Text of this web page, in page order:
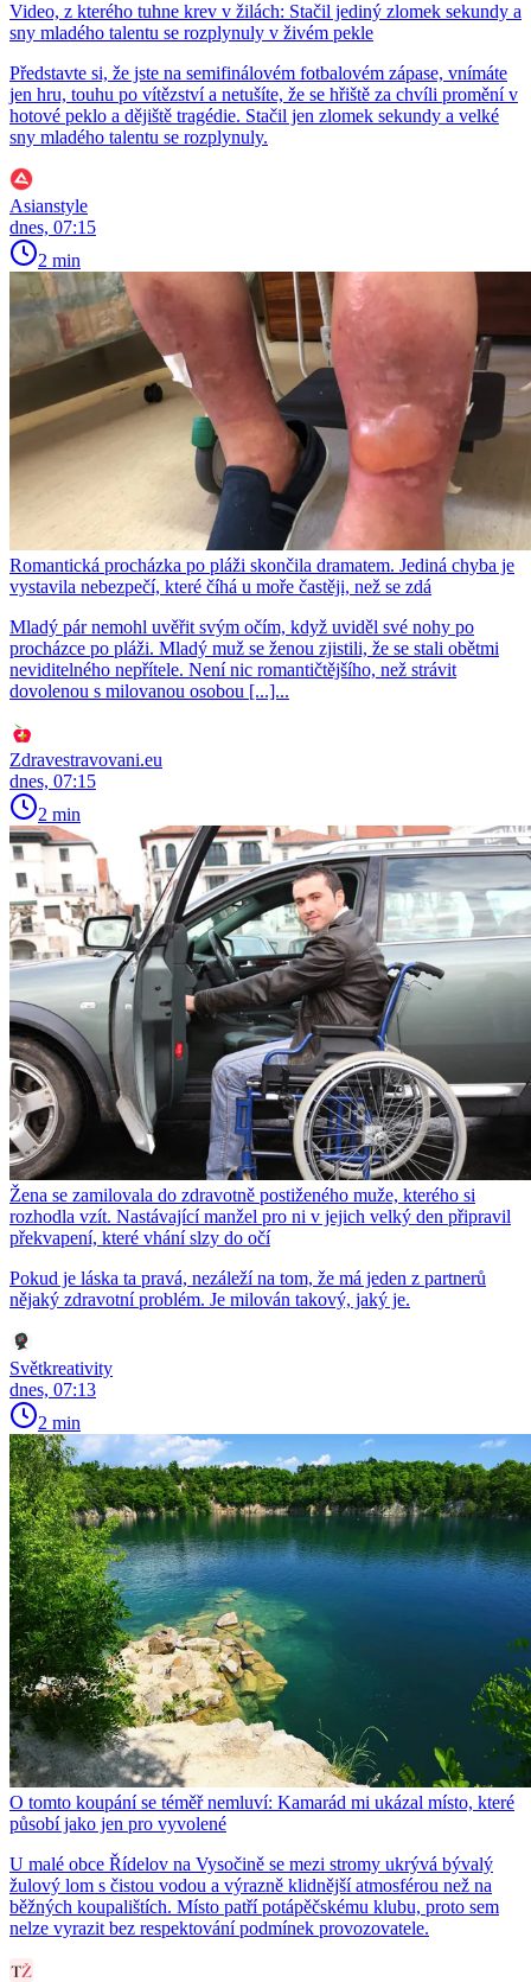
Video, z kterého tuhne krev v žilách: Stačil jediný zlomek sekundy a
sny mladého talentu se rozplynuly v živém pekle
Představte si, že jste na semifinálovém fotbalovém zápase, vnímáte
jen hru, touhu po vítězství a netušíte, že se hřiště za chvíli promění v
hotové peklo a dějiště tragédie. Stačil jen zlomek sekundy a velké
sny mladého talentu se rozplynuly.
Asianstyle
dnes, 07:15
2 min
Romantická procházka po pláži skončila dramatem. Jediná chyba je
vystavila nebezpečí, které číhá u moře častěji, než se zdá
Mladý pár nemohl uvěřit svým očím, když uviděl své nohy po
procházce po pláži. Mladý muž se ženou zjistili, že se stali obětmi
neviditelného nepřítele. Není nic romantičtějšího, než strávit
dovolenou s milovanou osobou [...]...
Zdravestravovani.eu
dnes, 07:15
2 min
Žena se zamilovala do zdravotně postiženého muže, kterého si
rozhodla vzít. Nastávající manžel pro ni v jejich velký den připravil
překvapení, které vhání slzy do očí
Pokud je láska ta pravá, nezáleží na tom, že má jeden z partnerů
nějaký zdravotní problém. Je milován takový, jaký je.
Světkreativity
dnes, 07:13
2 min
O tomto koupání se téměř nemluví: Kamarád mi ukázal místo, které
působí jako jen pro vyvolené
U malé obce Řídelov na Vysočině se mezi stromy ukrývá bývalý
žulový lom s čistou vodou a výrazně klidnější atmosférou než na
běžných koupalištích. Místo patří potápěčskému klubu, proto sem
nelze vyrazit bez respektování podmínek provozovatele.